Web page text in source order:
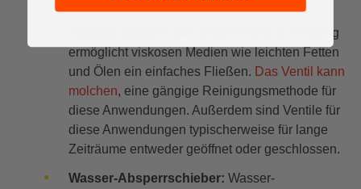
Der ungehinderte Durchgang
ermöglicht viskosen Medien wie leichten Fetten
und Ölen ein einfaches Fließen. Das Ventil kann
molchen, eine gängige Reinigungsmethode für
diese Anwendungen. Außerdem sind Ventile für
diese Anwendungen typischerweise für lange
Zeiträume entweder geöffnet oder geschlossen.
Wasser-Absperrschieber: Wasser-